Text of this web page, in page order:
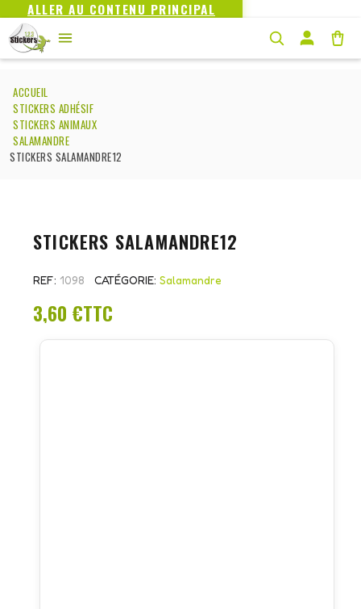
ALLER AU CONTENU PRINCIPAL
ACCUEIL
STICKERS ADHÉSIF
STICKERS ANIMAUX
SALAMANDRE
STICKERS SALAMANDRE12
STICKERS SALAMANDRE12
REF 1098 CATÉGORIE Salamandre
3,60 €TTC